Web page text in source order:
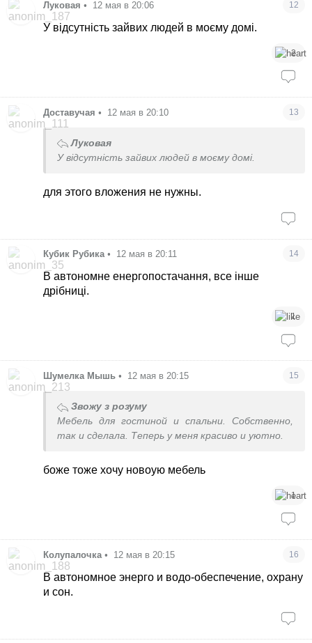
Луковая • 12 мая в 20:06 12
У відсутність зайвих людей в моєму домі.
2
Доставучая • 12 мая в 20:10 13
Луковая
У відсутність зайвих людей в моєму домі.
для этого вложения не нужны.
Кубик Рубика • 12 мая в 20:11 14
В автономне енергопостачання, все інше
дрібниці.
1
Шумелка Мышь • 12 мая в 20:15 15
Звожу з розуму
Мебель для гостиной и спальни. Собственно,
так и сделала. Теперь у меня красиво и уютно.
боже тоже хочу новоую мебель
1
Колупалочка • 12 мая в 20:15 16
В автономное энерго и водо-обеспечение, охрану
и сон.